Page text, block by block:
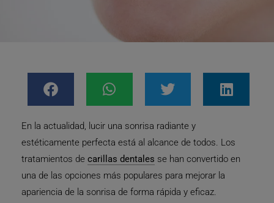
En la actualidad, lucir una sonrisa radiante y
estéticamente perfecta está al alcance de todos. Los
tratamientos de carillas dentales se han convertido en
una de las opciones más populares para mejorar la
apariencia de la sonrisa de forma rápida y eficaz.